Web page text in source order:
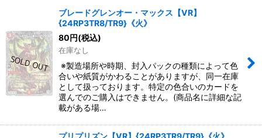
絞り込む
ブレードグレンオー・マックス【VR】
{24RP3TR8/TR9}《火》
80 円(税込)
在庫なし
※製造場所や時期、封入パックの種類によって色
合いや紙質がかわることがありますが、同一在庫
として扱っております。特定の色合いのカードを
選んでのご購入はできません。(商品名に詳細な記
載がある場…